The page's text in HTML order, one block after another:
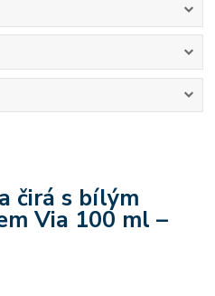
čirá s bílým
Via 100 ml –